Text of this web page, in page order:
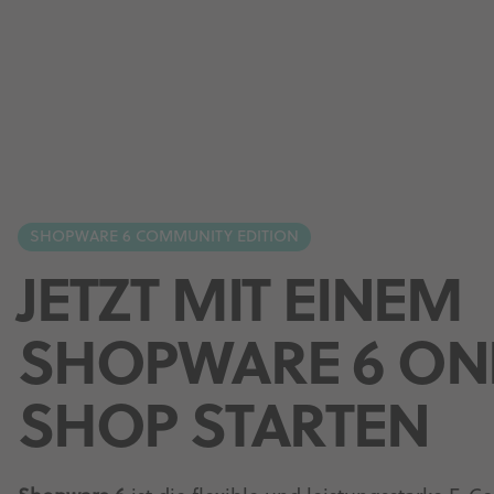
SHOPWARE 6 COMMUNITY EDITION
JETZT MIT EINEM
SHOPWARE 6
SHOP STARTEN